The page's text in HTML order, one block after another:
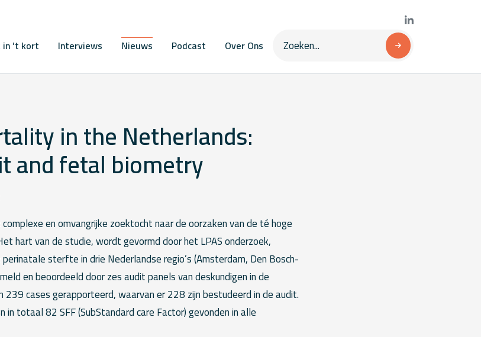
’t kort Interviews Nieuws Podcast Over Ons
in the Netherlands:
and fetal biometry
en omvangrijke zoektocht naar de oorzaken van de té hoge
hart van de studie, wordt gevormd door het LPAS onderzoek,
sterfte in drie Nederlandse regio’s (Amsterdam, Den Bosch-
en beoordeeld door zes audit panels van deskundigen in de
cases gerapporteerd, waarvan er 228 zijn bestudeerd in de audit.
totaal 82 SFF (SubStandard care Factor) gevonden in alle